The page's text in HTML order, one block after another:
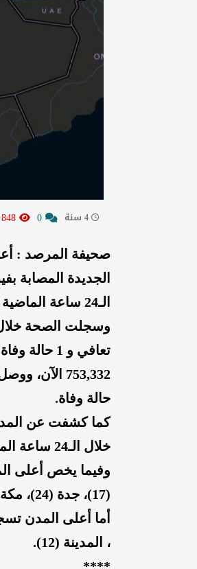
الجديدة المصابة
الـ24 ساعة الماضية عبر موقعها الرسمي.
حالة وفاة.
كما كشفت عن
خلال الـ24 ساعة الماضية.
وفيما يخص أعلى
(
17)، جدة (24)،
أما أعلى المدن
، المدينة (12
).
****